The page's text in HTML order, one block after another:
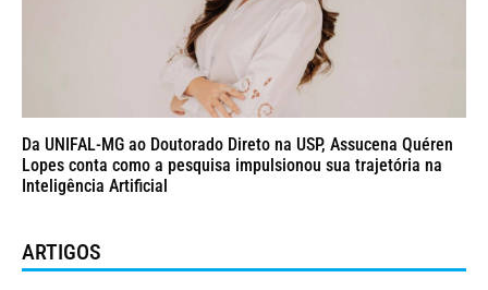
Da UNIFAL-MG ao Doutorado Direto na USP, Assucena Quéren
Lopes conta como a pesquisa impulsionou sua trajetória na
Inteligência Artificial
ARTIGOS